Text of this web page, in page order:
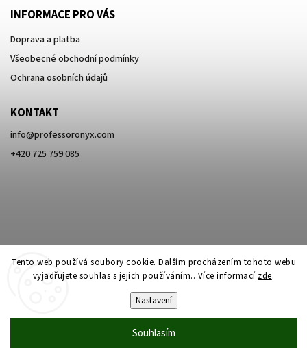
Tento web používá soubory cookie. Dalším procházením tohoto webu
vyjadřujete souhlas s jejich používáním.. Více informací zde.
Nastavení
Souhlasím
INFORMACE PRO VÁS
Doprava a platba
Všeobecné obchodní podmínky
Ochrana osobních údajů
KONTAKT
info@professoronyx.com
+420 725 759 085
Professor Onyx. Všechna práva vyhrazena.